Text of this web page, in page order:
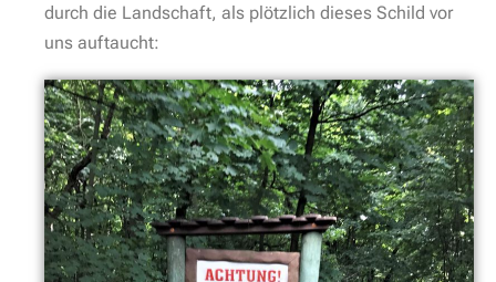
durch die Landschaft, als plötzlich dieses Schild vor
uns auftaucht: